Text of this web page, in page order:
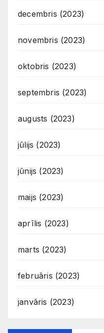
decembris (2023)
novembris (2023)
oktobris (2023)
septembris (2023)
augusts (2023)
jūlijs (2023)
jūnijs (2023)
maijs (2023)
aprīlis (2023)
marts (2023)
februāris (2023)
janvāris (2023)